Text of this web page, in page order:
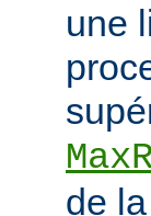
une
de